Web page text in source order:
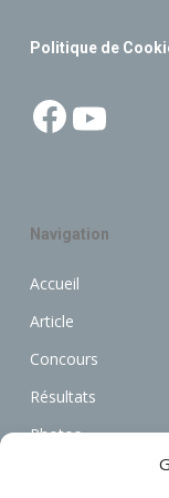
Politique de
Facebook
Navigation
Accueil
Article
Concours
Résultats
Photos